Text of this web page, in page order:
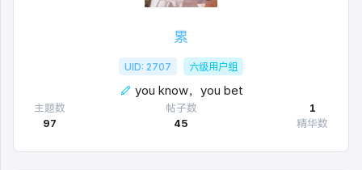
累
UID: 2707 六级用户组
you know，you bet
主题数
97
帖子数
45
1
精华数